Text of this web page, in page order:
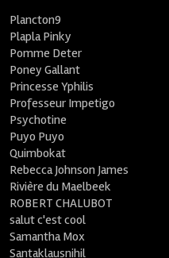
Plancton9
Plapla Pinky
Pomme Deter
Poney Gallant
Princesse Yphilis
Professeur Impetigo
Psychotine
Puyo Puyo
Quimbokat
Rebecca Johnson James
Rivière du Maelbeek
ROBERT CHALUBOT
salut c'est cool
Samantha Mox
Santaklausnihil